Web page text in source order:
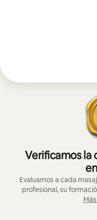
Verificamos la
Evaluamos a cada
profesional, su